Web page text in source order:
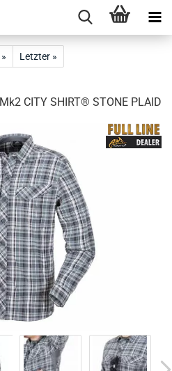
Letzter »
CITY SHIRT® STONE PLAID